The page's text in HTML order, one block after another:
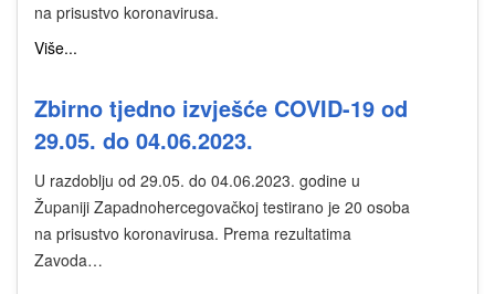
na prisustvo koronavirusa.
Više...
Zbirno tjedno izvješće COVID-19 od
29.05. do 04.06.2023.
U razdoblju od 29.05. do 04.06.2023. godine u
Županiji Zapadnohercegovačkoj testirano je 20 osoba
na prisustvo koronavirusa. Prema rezultatima
Zavoda…